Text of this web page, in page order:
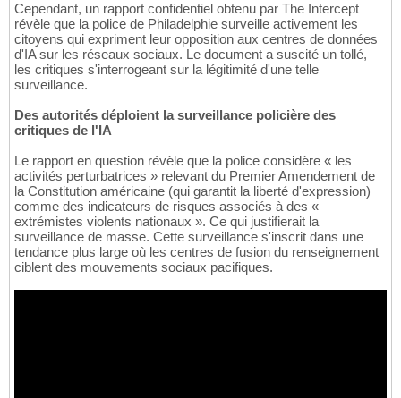
Cependant, un rapport confidentiel obtenu par The Intercept
révèle que la police de Philadelphie surveille activement les
citoyens qui expriment leur opposition aux centres de données
d'IA sur les réseaux sociaux. Le document a suscité un tollé,
les critiques s'interrogeant sur la légitimité d'une telle
surveillance.
Des autorités déploient la surveillance policière des
critiques de l'IA
Le rapport en question révèle que la police considère « les
activités perturbatrices » relevant du Premier Amendement de
la Constitution américaine (qui garantit la liberté d'expression)
comme des indicateurs de risques associés à des «
extrémistes violents nationaux ». Ce qui justifierait la
surveillance de masse. Cette surveillance s'inscrit dans une
tendance plus large où les centres de fusion du renseignement
ciblent des mouvements sociaux pacifiques.